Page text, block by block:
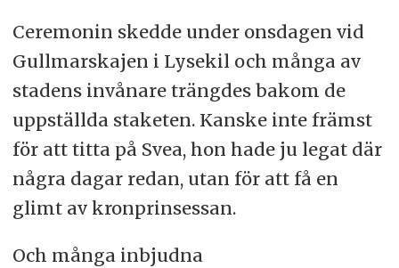
Ceremonin skedde under onsdagen vid
Gullmarskajen i Lysekil och många av
stadens invånare trängdes bakom de
uppställda staketen. Kanske inte främst
för att titta på Svea, hon hade ju legat där
några dagar redan, utan för att få en
glimt av kronprinsessan.
Och många inbjudna